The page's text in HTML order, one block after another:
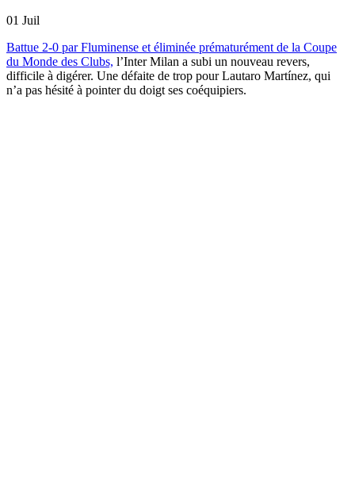
01 Juil
Battue 2-0 par Fluminense et éliminée prématurément de la Coupe
du Monde des Clubs, l’Inter Milan a subi un nouveau revers,
difficile à digérer. Une défaite de trop pour Lautaro Martínez, qui
n’a pas hésité à pointer du doigt ses coéquipiers.